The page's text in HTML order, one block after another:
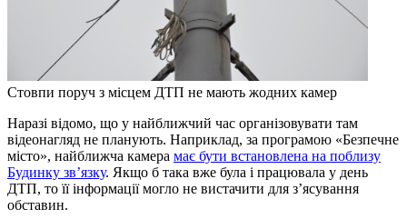
Стовпи поруч з місцем ДТП не мають жодних камер
Наразі відомо, що у найближчий час організовувати там
відеонагляд не планують. Наприклад, за програмою «Безпечне
місто», найближча камера має бути встановлена на поблизу
Будинку зв’язку. Якщо б така вже була і працювала у день
ДТП, то її інформації могло не вистачити для з’ясування
обставин.